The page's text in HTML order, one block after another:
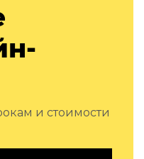
и стоимости